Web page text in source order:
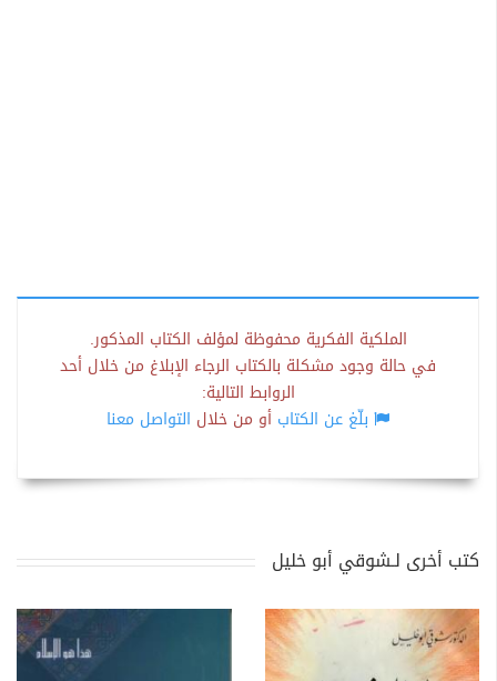
الملكية الفكرية محفوظة لمؤلف الكتاب المذكور.
في حالة وجود مشكلة بالكتاب الرجاء الإبلاغ من خلال أحد
الروابط التالية:
بلّغ عن الكتاب أو من خلال التواصل معنا
كتب أخرى لـشوقي أبو خليل